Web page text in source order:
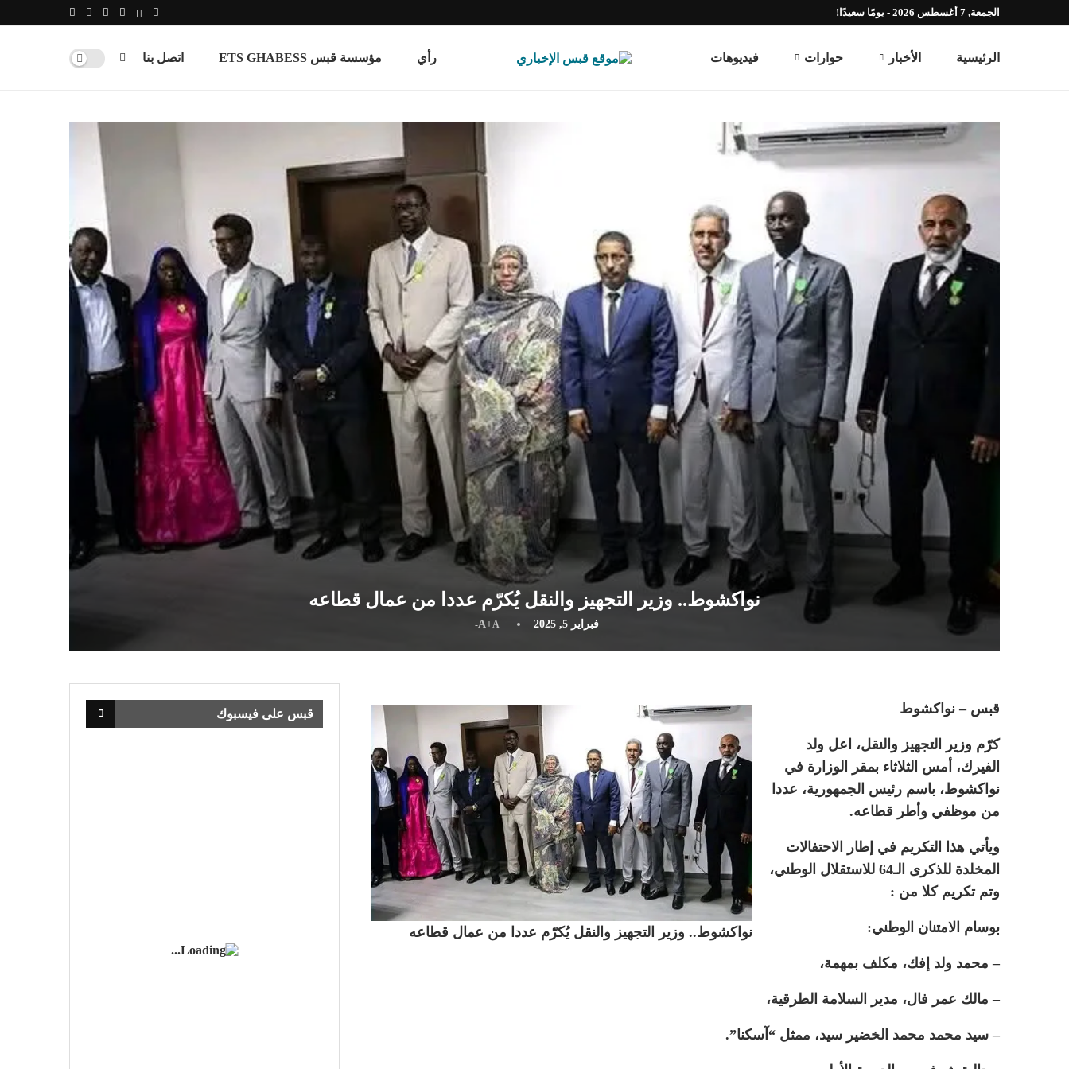
الجمعة, 7 أغسطس 2026 - يومًا سعيدًا!
الرئيسية الأخبار حوارات فيديوهات رأي مؤسسة قبس ETS GHABESS اتصل بنا
نواكشوط.. وزير التجهيز والنقل يُكرّم عددا من عمال قطاعه
فبراير 5, 2025 A+A-
نواكشوط.. وزير التجهيز والنقل يُكرّم عددا من عمال قطاعه
قبس – نواكشوط
كرّم وزير التجهيز والنقل، اعل ولد
الفيرك، أمس الثلاثاء بمقر الوزارة في
نواكشوط، باسم رئيس الجمهورية، عددا
من موظفي وأطر قطاعه.
ويأتي هذا التكريم في إطار الاحتفالات
المخلدة للذكرى الـ64 للاستقلال الوطني،
وتم تكريم كلا من :
بوسام الامتنان الوطني:
– محمد ولد إفك، مكلف بمهمة،
– مالك عمر فال، مدير السلامة الطرقية،
– سيد محمد محمد الخضير سيد، ممثل “آسكنا”.
قبس على فيسبوك